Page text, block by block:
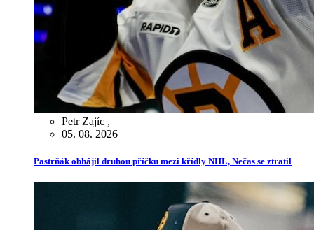
Petr Zajíc ,
05. 08. 2026
Pastrňák obhájil druhou příčku mezi křídly NHL, Nečas se ztratil